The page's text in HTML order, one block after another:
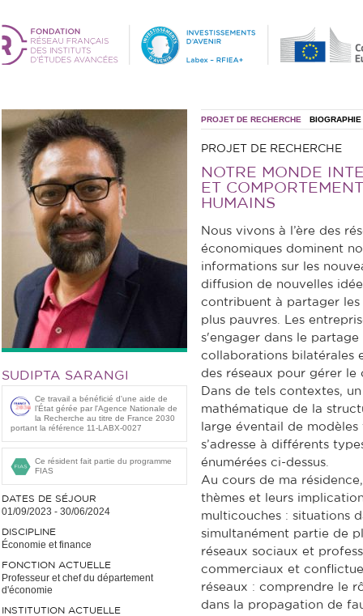
SUDIPTA SARANGI
Ce travail a bénéficié d'une aide de
l’État gérée par l'Agence Nationale de
la Recherche au titre de France 2030
portant la référence 11-LABX-0027
Ce résident fait partie du programme
FIAS
DATES DE SÉJOUR
01/09/2023 - 30/06/2024
DISCIPLINE
Économie et finance
FONCTION ACTUELLE
Professeur et chef du département
d'économie
INSTITUTION ACTUELLE
PROJET DE RECHERCHE BIOGRAPHIE
PROJET DE RECHERCHE
NOTRE MONDE
ET
HUMAINS
Nous vivons à l’ère des
économiques dominent
informations sur les
diffusion de nouvelles
contribuent à partager les
plus pauvres. Les
s'engager dans le partage
collaborations bilatérales
des réseaux pour gérer
Dans de tels contextes,
mathématique de la
large éventail de
s’adresse à différents
énumérées ci-dessus.
Au cours de ma
thèmes et leurs
multicouches : situations
simultanément partie de
réseaux sociaux et
commerciaux et
réseaux : comprendre le
dans la propagation de